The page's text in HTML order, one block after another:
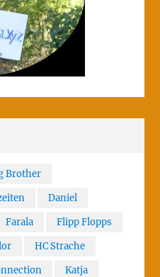
Brother
Daniel
Farala
Flipp Flopps
HC Strache
Katja